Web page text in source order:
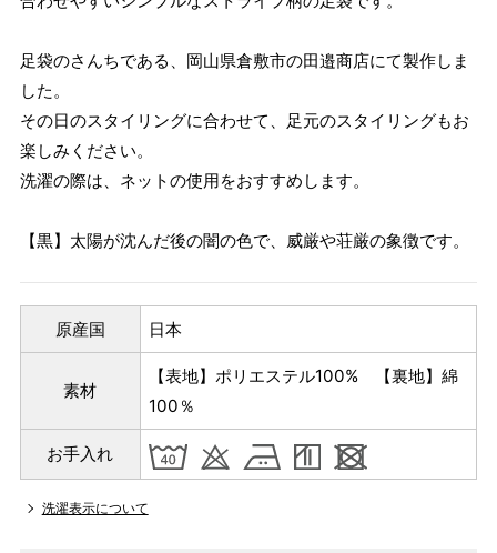
足袋のさんちである、岡山県倉敷市の田邉商店にて製作しま
した。
その日のスタイリングに合わせて、足元のスタイリングもお
楽しみください。
洗濯の際は、ネットの使用をおすすめします。
【黒】太陽が沈んだ後の闇の色で、威厳や荘厳の象徴です。
原産国 日本
素材
【表地】ポリエステル100% 【裏地】綿
100％
お手入れ
洗濯表示について